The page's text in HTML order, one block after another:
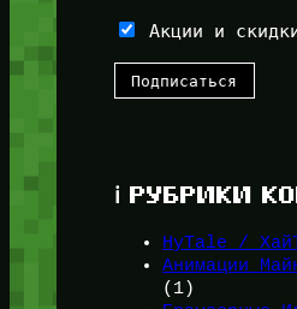
Акции и
ℹ️ РУБРИКИ
HyTale /
Анимации
(1)